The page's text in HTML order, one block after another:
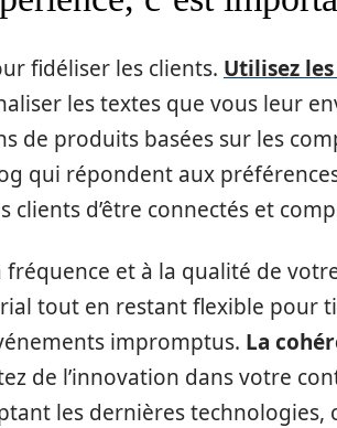
fidéliser les clients. Utilisez
les textes que vous leur
de produits basées sur les
qui répondent aux
clients d’être connectés et
et à la qualité de
tout en restant flexible pour
impromptus. La
de l’innovation dans votre
les dernières technologies,